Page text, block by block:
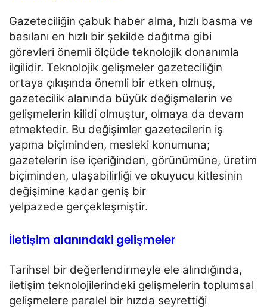
Gazeteciliğin çabuk haber alma, hızlı basma ve
basılanı en hızlı bir şekilde dağıtma gibi
görevleri önemli ölçüde teknolojik donanımla
ilgilidir. Teknolojik gelişmeler gazeteciliğin
ortaya çıkışında önemli bir etken olmuş,
gazetecilik alanında büyük değişmelerin ve
gelişmelerin kilidi olmuştur, olmaya da devam
etmektedir. Bu değişimler gazetecilerin iş
yapma biçiminden, mesleki konumuna;
gazetelerin ise içeriğinden, görünümüne, üretim
biçiminden, ulaşabilirliği ve okuyucu kitlesinin
değişimine kadar geniş bir
yelpazede gerçekleşmiştir.
İletişim alanındaki gelişmeler
Tarihsel bir değerlendirmeyle ele alındığında,
iletişim teknolojilerindeki gelişmelerin toplumsal
gelişmelere paralel bir hızda seyrettiği